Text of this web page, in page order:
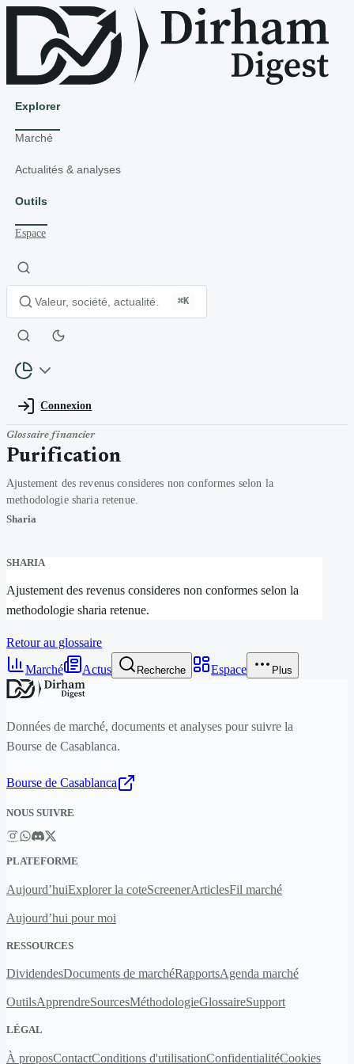
Explorer
Marché
Actualités & analyses
Outils
Espace
⌘K
Connexion
Glossaire financier
Purification
Ajustement des revenus consideres non conformes selon la
methodologie sharia retenue.
Sharia
SHARIA
Ajustement des revenus consideres non conformes selon la
methodologie sharia retenue.
Retour au glossaire
Marché
Actus Recherche Espace Plus
Données de marché, documents et analyses pour suivre la
Bourse de Casablanca.
Bourse de Casablanca
NOUS SUIVRE
PLATEFORME
Aujourd’huiExplorer la coteScreenerArticlesFil marché
Aujourd’hui pour moi
RESSOURCES
DividendesDocuments de marchéRapportsAgenda marché
OutilsApprendreSourcesMéthodologieGlossaireSupport
LÉGAL
À proposContactConditions d'utilisationConfidentialitéCookies